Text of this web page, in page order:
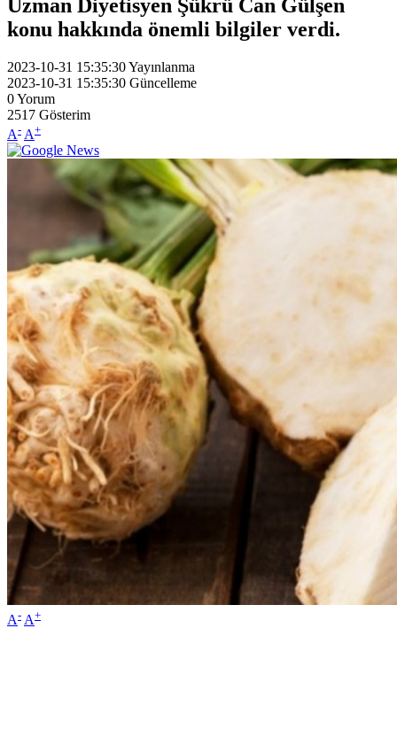
Uzman Diyetisyen Şükrü Can Gülşen
konu hakkında önemli bilgiler verdi.
2023-10-31 15:35:30Yayınlanma
2023-10-31 15:35:30 Güncelleme
0Yorum
2517 Gösterim
A- A+
A- A+